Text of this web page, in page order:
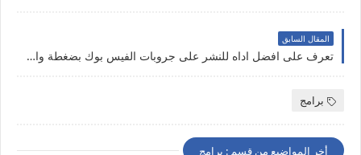
المقال السابق
تعرف على افضل اداه للنشر على جروبات الفيس بوك بضغطة واحده مع الشرح
برامج
أخر المواضيع من قسم : برامج